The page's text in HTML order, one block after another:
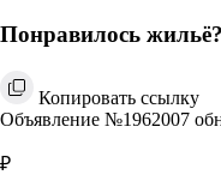
Понравилось
Копировать ссылку
Объявление №1962007
₽